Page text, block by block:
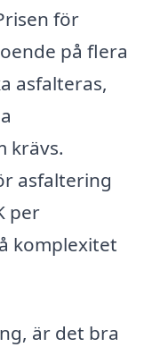
för
på flera
asfalteras,
krävs.
asfaltering
per
komplexitet
är det bra